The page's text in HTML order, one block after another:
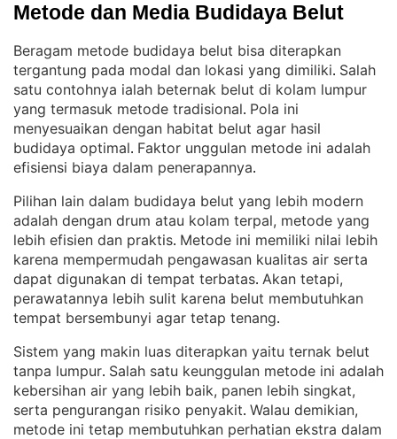
Metode dan Media Budidaya Belut
Beragam metode budidaya belut bisa diterapkan
tergantung pada modal dan lokasi yang dimiliki. Salah
satu contohnya ialah beternak belut di kolam lumpur
yang termasuk metode tradisional. Pola ini
menyesuaikan dengan habitat belut agar hasil
budidaya optimal. Faktor unggulan metode ini adalah
efisiensi biaya dalam penerapannya.
Pilihan lain dalam budidaya belut yang lebih modern
adalah dengan drum atau kolam terpal, metode yang
lebih efisien dan praktis. Metode ini memiliki nilai lebih
karena mempermudah pengawasan kualitas air serta
dapat digunakan di tempat terbatas. Akan tetapi,
perawatannya lebih sulit karena belut membutuhkan
tempat bersembunyi agar tetap tenang.
Sistem yang makin luas diterapkan yaitu ternak belut
tanpa lumpur. Salah satu keunggulan metode ini adalah
kebersihan air yang lebih baik, panen lebih singkat,
serta pengurangan risiko penyakit. Walau demikian,
metode ini tetap membutuhkan perhatian ekstra dalam